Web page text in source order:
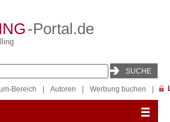
-Portal.de
Bereich Autoren Werbung buchen